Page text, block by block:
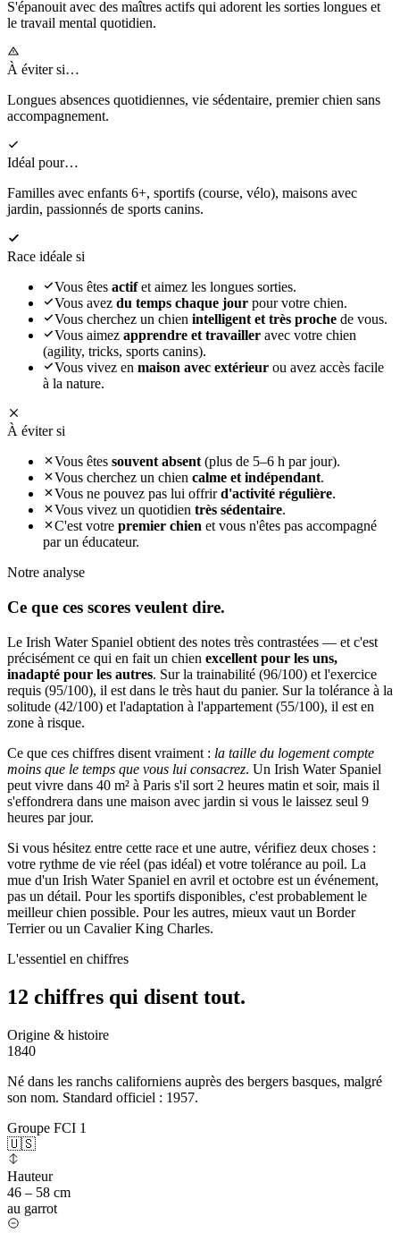
S'épanouitavec des maîtres actifs qui adorent les sorties longues et
le travail mental quotidien.
À éviter si…
Longues absences quotidiennes, vie sédentaire, premier chien sans
accompagnement.
Idéal pour…
Familles avec enfants 6+, sportifs (course, vélo), maisons avec
jardin, passionnés de sports canins.
Race idéale si
Vous êtes actifet aimez les longues sorties.
Vous avez du temps chaque jour pour votre chien.
Vous cherchez un chien intelligent et très proche de vous.
Vous aimez apprendre et travailler avec votre chien
(agility, tricks, sports canins).
Vous vivez en maison avec extérieur ou avez accès facile
à la nature.
À éviter si
Vous êtes souvent absent(plus de 5–6 h par jour).
Vous cherchez un chien calme et indépendant.
Vous ne pouvez pas lui offrird'activité régulière.
Vous vivez un quotidien très sédentaire.
C'est votre premier chien et vous n'êtes pas accompagné
par un éducateur.
Notre analyse
Ce que ces scores veulent dire.
Le Irish Water Spaniel obtient des notes très contrastées — et c'est
précisément ce qui en fait un chien excellent pour les uns,
inadapté pour les autres. Sur la trainabilité (96/100) et l'exercice
requis (95/100), il est dans le très haut du panier. Sur la tolérance à la
solitude (42/100) et l'adaptation à l'appartement (55/100), il est en
zone à risque.
Ce que ces chiffres disent vraiment : la taille du logement compte
moins que le temps que vous lui consacrez. Un Irish Water Spaniel
peut vivre dans 40 m² à Paris s'il sort 2 heures matin et soir, mais il
s'effondrera dans une maison avec jardin si vous le laissez seul 9
heures par jour.
Si vous hésitez entre cette race et une autre, vérifiez deux choses :
votre rythme de vie réel (pas idéal) et votre tolérance au poil. La
mue d'un Irish Water Spaniel en avril et octobre est un événement,
pas un détail. Pour les sportifs disponibles, c'est probablement le
meilleur chien possible. Pour les autres, mieux vaut un Border
Terrier ou un Cavalier King Charles.
L'essentiel en chiffres
12 chiffres qui disent tout.
Origine & histoire
1840
Né dans les ranchs californiens auprès des bergers basques, malgré
son nom. Standard officiel : 1957.
Groupe FCI 1
🇺🇸
Hauteur
46 – 58 cm
au garrot